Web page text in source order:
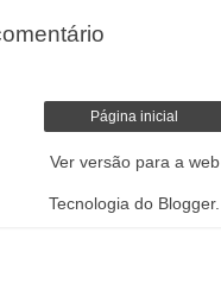
Página inicial
Ver versão para a web
Tecnologia do Blogger.